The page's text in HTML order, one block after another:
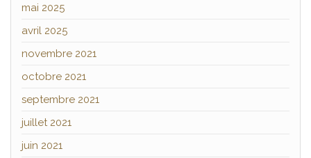
mai 2025
avril 2025
novembre 2021
octobre 2021
septembre 2021
juillet 2021
juin 2021